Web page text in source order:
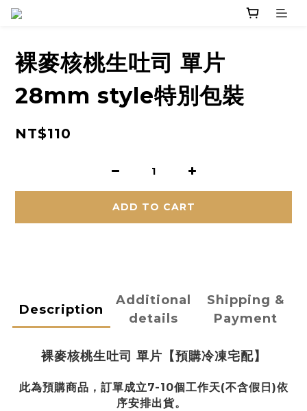
裸麥核桃生吐司 單片
28mm style特別包裝
NT$110
ADD TO CART
Description
Additional
details
Shipping &
Payment
裸麥核桃生吐司 單片 【預購冷凍宅配】
此為預購商品， 訂單成立7-10個工作天(不含假日)依
序安排出貨。